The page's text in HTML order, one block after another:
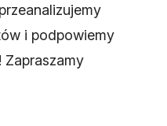
i podpowiemy
Zapraszamy